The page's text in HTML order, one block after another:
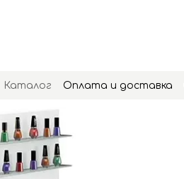
Каталог Оплата и доставка